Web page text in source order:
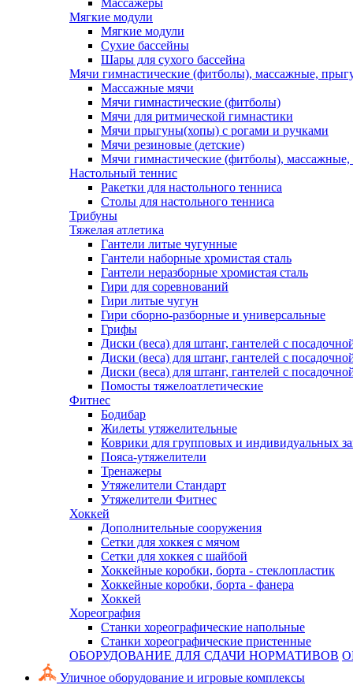
Массажеры
Мягкие модули
Мягкие модули
Сухие бассейны
Шары для сухого бассейна
Мячи гимнастические (фитболы), массажные,
Массажные мячи
Мячи гимнастические (фитболы)
Мячи для ритмической гимнастики
Мячи прыгуны(хопы) с рогами и ручками
Мячи резиновые (детские)
Мячи гимнастические (фитболы),
Настольный теннис
Ракетки для настольного тенниса
Столы для настольного тенниса
Трибуны
Тяжелая атлетика
Гантели литые чугунные
Гантели наборные хромистая сталь
Гантели неразборные хромистая сталь
Гири для соревнований
Гири литые чугун
Гири сборно-разборные и универсальные
Грифы
Диски (веса) для штанг, гантелей с
Диски (веса) для штанг, гантелей с
Диски (веса) для штанг, гантелей с
Помосты тяжелоатлетические
Фитнес
Бодибар
Жилеты утяжелительные
Коврики для групповых и индивидуальных
Пояса-утяжелители
Тренажеры
Утяжелители Стандарт
Утяжелители Фитнес
Хоккей
Дополнительные сооружения
Сетки для хоккея с мячом
Сетки для хоккея с шайбой
Хоккейные коробки, борта - стеклопластик
Хоккейные коробки, борта - фанера
Хоккей
Хореография
Станки хореографические напольные
Станки хореографические пристенные
ОБОРУДОВАНИЕ ДЛЯ СДАЧИ НОРМАТИВОВ
Уличное оборудование и игровые комплексы